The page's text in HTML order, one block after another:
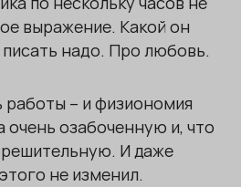
выражение. Какой он
надо. Про любовь.
работы – и физиономия
очень озабоченную и, что
решительную. И даже
не изменил.